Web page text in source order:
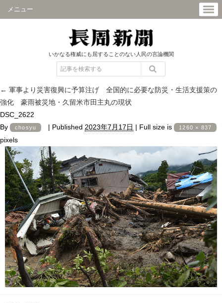
メニュー
いかなる権威にも屈することのない人民の言論機関
← 軍事より災害復興に予算注げ 全国的に必要な防災・生活支援策の
強化 豪雨被災地・久留米市田主丸の現状
DSC_2622
By
chosyu | Published 2023年7月17日 | Full size is 1260 × 837
pixels